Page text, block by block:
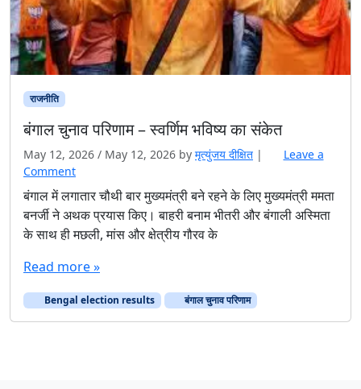
राजनीति
बंगाल चुनाव परिणाम – स्वर्णिम भविष्य का संकेत
May 12, 2026 / May 12, 2026 by मृत्युंजय दीक्षित |
Leave a
Comment
बंगाल में लगातार चौथी बार मुख्यमंत्री बने रहने के लिए मुख्यमंत्री ममता
बनर्जी ने अथक प्रयास किए। बाहरी बनाम भीतरी और बंगाली अस्मिता
के साथ ही मछली, मांस और क्षेत्रीय गौरव के
Read more »
Bengal election results बंगाल चुनाव परिणाम